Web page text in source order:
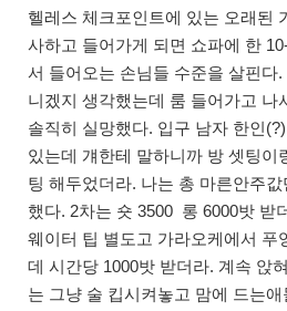
헬레스 체크포인트에 있는 오래된
사하고 들어가게 되면 쇼파에 한
서 들어오는 손님들 수준을 살핀다
니겠지 생각했는데 룸 들어가고 나
솔직히 실망했다. 입구 남자 한인
있는데 걔한테 말하니까 방 셋팅이
팅 해두었더라. 나는 총 마른안주
했다. 2차는 숏 3500 롱 6000밧 받
웨이터 팁 별도고 가라오케에서 푸
데 시간당 1000밧 받더라. 계속 앉
는 그냥 술 킵시켜놓고 맘에 드는